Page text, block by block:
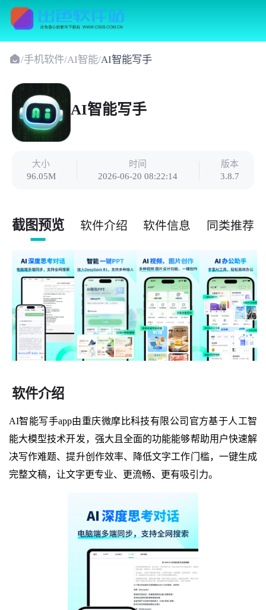
/手机软件/AI智能/AI智能写手
AI智能写手
大小
96.05M
时间
2026-06-20 08:22:14
版本
3.8.7
截图预览 软件介绍 软件信息 同类推荐
软件介绍
AI智能写手app由重庆微摩比科技有限公司官方基于人工智
能大模型技术开发，强大且全面的功能能够帮助用户快速解
决写作难题、提升创作效率、降低文字工作门槛，一键生成
完整文稿，让文字更专业、更流畅、更有吸引力。